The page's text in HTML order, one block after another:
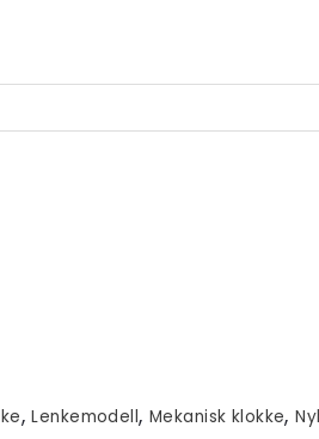
,Lenkemodell,Mekanisk klokke,